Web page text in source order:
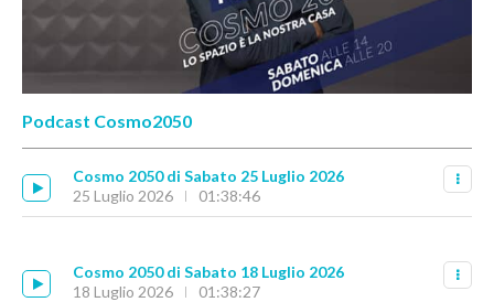
Podcast Cosmo2050
Cosmo 2050 di Sabato 25 Luglio 2026
25 Luglio 2026
01:38:46
Cosmo 2050 di Sabato 18 Luglio 2026
18 Luglio 2026
01:38:27